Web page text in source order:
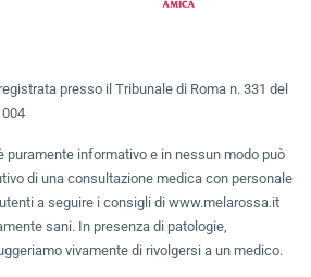
presso il Tribunale di Roma n. 331 del
puramente informativo e in nessun modo può
di una consultazione medica con personale
a seguire i consigli di www.melarossa.it
sani. In presenza di patologie,
vivamente di rivolgersi a un medico.